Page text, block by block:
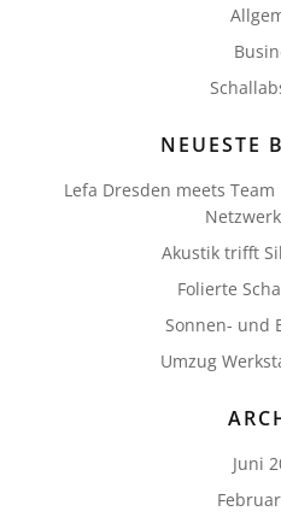
NEUESTE
Lefa Dresden meets
Akustik trifft
Folierte
Sonnen- und
Umzug
Juni